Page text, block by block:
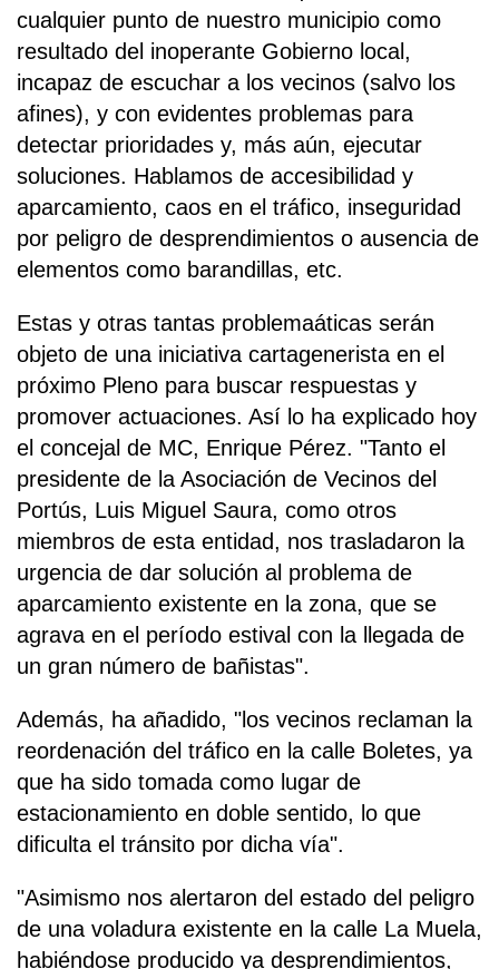
cualquier punto de nuestro municipio como
resultado del inoperante Gobierno local,
incapaz de escuchar a los vecinos (salvo los
afines), y con evidentes problemas para
detectar prioridades y, más aún, ejecutar
soluciones. Hablamos de accesibilidad y
aparcamiento, caos en el tráfico, inseguridad
por peligro de desprendimientos o ausencia de
elementos como barandillas, etc.
Estas y otras tantas problemaáticas serán
objeto de una iniciativa cartagenerista en el
próximo Pleno para buscar respuestas y
promover actuaciones. Así lo ha explicado hoy
el concejal de MC, Enrique Pérez. "Tanto el
presidente de la Asociación de Vecinos del
Portús, Luis Miguel Saura, como otros
miembros de esta entidad, nos trasladaron la
urgencia de dar solución al problema de
aparcamiento existente en la zona, que se
agrava en el período estival con la llegada de
un gran número de bañistas".
Además, ha añadido, "los vecinos reclaman la
reordenación del tráfico en la calle Boletes, ya
que ha sido tomada como lugar de
estacionamiento en doble sentido, lo que
dificulta el tránsito por dicha vía".
"Asimismo nos alertaron del estado del peligro
de una voladura existente en la calle La Muela,
habiéndose producido ya desprendimientos,